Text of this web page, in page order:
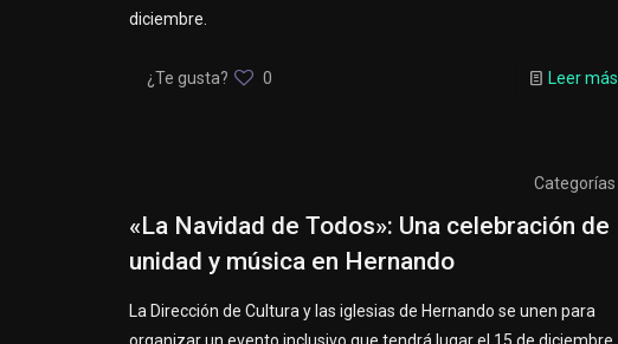
diciembre.
¿Te gusta? 0 Leer más
Categorías
«La Navidad de Todos»: Una celebración de
unidad y música en Hernando
La Dirección de Cultura y las iglesias de Hernando se unen para